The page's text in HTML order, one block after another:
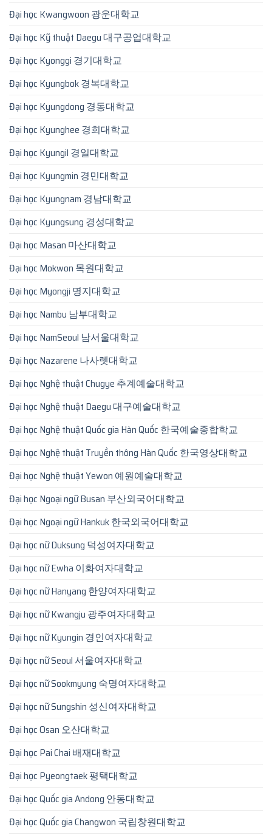
Đại học Kwangwoon 광운대학교
Đại học Kỹ thuật Daegu 대구공업대학교
Đại học Kyonggi 경기대학교
Đại học Kyungbok 경복대학교
Đại học Kyungdong 경동대학교
Đại học Kyunghee 경희대학교
Đại học Kyungil 경일대학교
Đại học Kyungmin 경민대학교
Đại học Kyungnam 경남대학교
Đại học Kyungsung 경성대학교
Đại học Masan 마산대학교
Đại học Mokwon 목원대학교
Đại học Myongji 명지대학교
Đại học Nambu 남부대학교
Đại học NamSeoul 남서울대학교
Đại học Nazarene 나사렛대학교
Đại học Nghệ thuật Chugye 추계예술대학교
Đại học Nghệ thuật Daegu 대구예술대학교
Đại học Nghệ thuật Quốc gia Hàn Quốc 한국예술종합학교
Đại học Nghệ thuật Truyền thông Hàn Quốc 한국영상대학교
Đại học Nghệ thuật Yewon 예원예술대학교
Đại học Ngoại ngữ Busan 부산외국어대학교
Đại học Ngoại ngữ Hankuk 한국외국어대학교
Đại học nữ Duksung 덕성여자대학교
Đại học nữ Ewha 이화여자대학교
Đại học nữ Hanyang 한양여자대학교
Đại học nữ Kwangju 광주여자대학교
Đại học nữ Kyungin 경인여자대학교
Đại học nữ Seoul 서울여자대학교
Đại học nữ Sookmyung 숙명여자대학교
Đại học nữ Sungshin 성신여자대학교
Đại học Osan 오산대학교
Đại học Pai Chai 배재대학교
Đại học Pyeongtaek 평택대학교
Đại học Quốc gia Andong 안동대학교
Đại học Quốc gia Changwon 국립창원대학교